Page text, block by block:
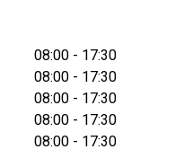
08:00 - 17:30
08:00 - 17:30
08:00 - 17:30
08:00 - 17:30
08:00 - 17:30